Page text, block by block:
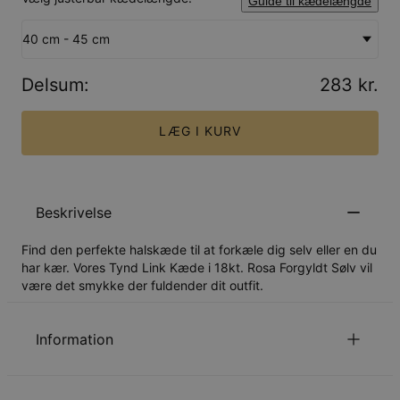
40 cm - 45 cm
Delsum: 283 kr.
LÆG I KURV
Beskrivelse
Find den perfekte halskæde til at forkæle dig selv eller en du
har kær. Vores Tynd Link Kæde i 18kt. Rosa Forgyldt Sølv vil
være det smykke der fuldender dit outfit.
Information